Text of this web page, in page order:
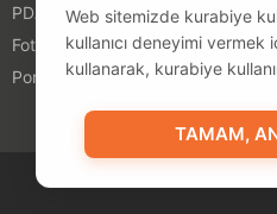
PDA
Fotoğraf Çevirmeleri
Portable A4 Printer
Web sitemizde kurabiye
kullanıcı deneyimi vermek
kullanarak, kurabiye
TAMAM,